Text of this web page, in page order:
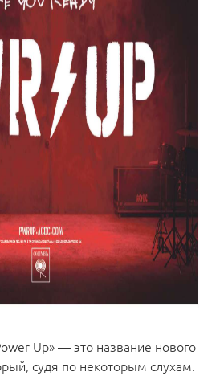
Up» — это название нового
судя по некоторым слухам.